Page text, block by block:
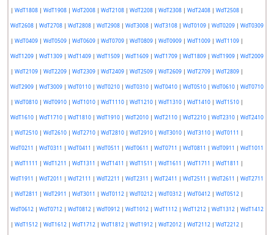
| WdT1808| WdT1908| WdT2008| WdT2108| WdT2208| WdT2308| WdT2408| WdT2508|
WdT2608| WdT2708| WdT2808| WdT2908| WdT3008| WdT3108| WdT0109| WdT0209| WdT0309
| WdT0409| WdT0509| WdT0609| WdT0709| WdT0809| WdT0909| WdT1009| WdT1109|
WdT1209| WdT1309| WdT1409| WdT1509| WdT1609| WdT1709| WdT1809| WdT1909| WdT2009
| WdT2109| WdT2209| WdT2309| WdT2409| WdT2509| WdT2609| WdT2709| WdT2809|
WdT2909| WdT3009| WdT0110| WdT0210| WdT0310| WdT0410| WdT0510| WdT0610| WdT0710
| WdT0810| WdT0910| WdT1010| WdT1110| WdT1210| WdT1310| WdT1410| WdT1510|
WdT1610| WdT1710| WdT1810| WdT1910| WdT2010| WdT2110| WdT2210| WdT2310| WdT2410
| WdT2510| WdT2610| WdT2710| WdT2810| WdT2910| WdT3010| WdT3110| WdT0111 |
WdT0211 | WdT0311 | WdT0411 | WdT0511 | WdT0611 | WdT0711 | WdT0811 | WdT0911 | WdT1011
| WdT1111 | WdT1211 | WdT1311 | WdT1411 | WdT1511 | WdT1611 | WdT1711 | WdT1811 |
WdT1911 | WdT2011 | WdT2111 | WdT2211 | WdT2311 | WdT2411 | WdT2511 | WdT2611 | WdT2711
| WdT2811 | WdT2911 | WdT3011 | WdT0112| WdT0212| WdT0312| WdT0412| WdT0512|
WdT0612| WdT0712| WdT0812| WdT0912| WdT1012| WdT1112| WdT1212| WdT1312| WdT1412
| WdT1512| WdT1612| WdT1712| WdT1812| WdT1912| WdT2012| WdT2112| WdT2212|